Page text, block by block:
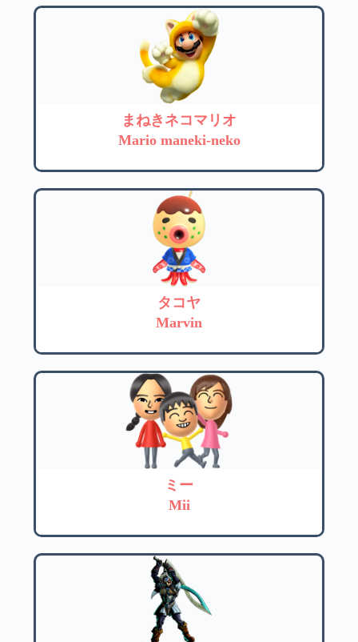
まねきネコマリオ
Mario maneki-neko
タコヤ
Marvin
ミー
Mii